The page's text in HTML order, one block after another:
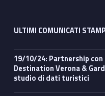
ULTIMI COMUNICATI
19/10/24: Partnership con DMO Dolomiti Bellunesi e
Destination Verona &
studio di dati turistici